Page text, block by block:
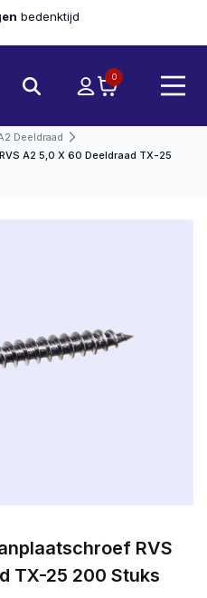
bedenktijd
0
Deeldraad
A2 5,0 X 60 Deeldraad TX-25
RVS
TX-25 200 Stuks